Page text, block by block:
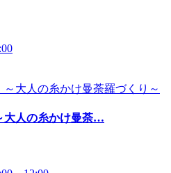
人の糸かけ曼荼…